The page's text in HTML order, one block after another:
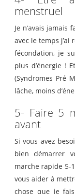
menstruel
Je n’avais
avec le temps
fécondation, je
plus d’énergie !
(Syndromes Pré
lâche, moins
5- Faire 5
avant
Si vous avez
bien démarrer
marche rapide 5-
vous aider à
chose que je